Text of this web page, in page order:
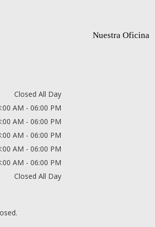
Closed All Day
AM - 06:00 PM
AM - 06:00 PM
AM - 06:00 PM
AM - 06:00 PM
AM - 06:00 PM
Closed All Day
Nuestra Oficina